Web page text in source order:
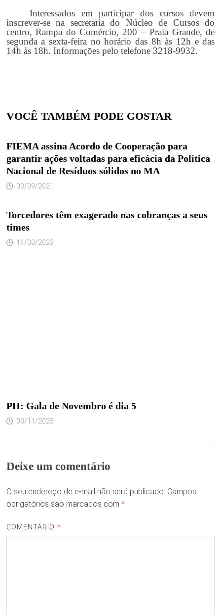
Interessados em participar dos cursos devem
inscrever-se na secretaria do Núcleo de Cursos do
centro, Rampa do Comércio, 200 – Praia Grande, de
segunda a sexta-feira no horário das 8h às 12h e das
14h às 18h. Informações pelo telefone 3218-9932.
VOCÊ TAMBÉM PODE GOSTAR
FIEMA assina Acordo de Cooperação para
garantir ações voltadas para eficácia da Política
Nacional de Resíduos sólidos no MA
03/09/2021
Torcedores têm exagerado nas cobranças a seus
times
14/03/2023
PH: Gala de Novembro é dia 5
03/11/2025
Deixe um comentário
O seu endereço de e-mail não será publicado. Campos
obrigatórios são marcados com *
COMENTÁRIO *